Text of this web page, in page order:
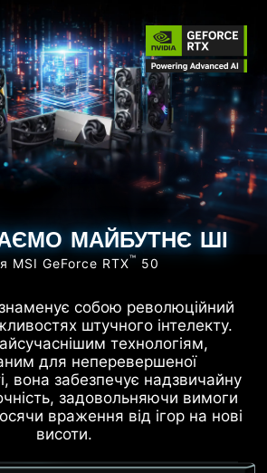
МАЙБУТНЄ ШІ
MSI GeForce RTX™ 50
собою революційний
штучного інтелекту.
технологіям,
для неперевершеної
вона забезпечує надзвичайну
задовольняючи вимоги
враження від ігор на нові
висоти.